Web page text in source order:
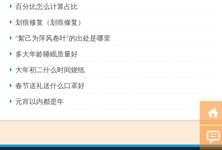
百分比怎么计算占比
划痕修复（划痕修复）
“絮己为萍风卷叶”的出处是哪里
多大年龄睡眠质量好
大年初二什么时间烧纸
春节送礼送什么口罩好
元宵以内都是年